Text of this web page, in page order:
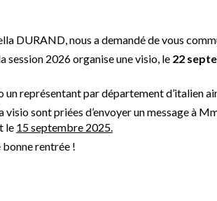
DURAND, nous a demandé de vous
session 2026 organise une visio, le 22
représentant par département d’italien
visio sont priées d’envoyer un message à
le 15 septembre 2025.
bonne rentrée !